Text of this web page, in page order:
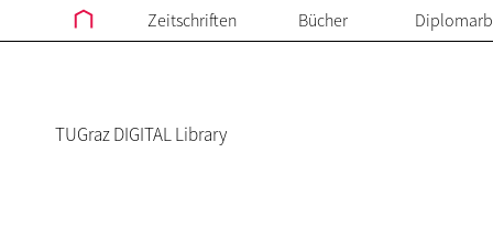
Zeitschriften Bücher
TUGraz DIGITAL Library